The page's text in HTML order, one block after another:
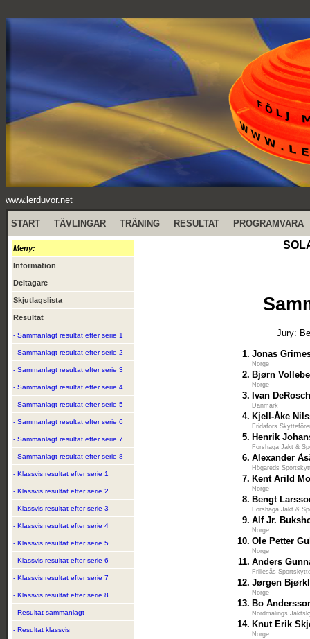
www.lerduvor.net
START TÄVLINGAR TRÄNING RESULTAT PROGRAMVARA
Meny:
Information
Deltagare
Skjutlagslista
Resultat
- Sammanlagt resultat efter serie 1
- Sammanlagt resultat efter serie 2
- Sammanlagt resultat efter serie 3
- Sammanlagt resultat efter serie 4
- Sammanlagt resultat efter serie 5
- Sammanlagt resultat efter serie 6
- Sammanlagt resultat efter serie 7
- Sammanlagt resultat efter serie 8
- Klassvis resultat efter serie 1
- Klassvis resultat efter serie 2
- Klassvis resultat efter serie 3
- Klassvis resultat efter serie 4
- Klassvis resultat efter serie 5
- Klassvis resultat efter serie 6
- Klassvis resultat efter serie 7
- Klassvis resultat efter serie 8
- Resultat sammanlagt
- Resultat klassvis
Jury:
1. Jonas
Norge
2. Bjørn
Norge
3. Ivan
Danmark
4. Kjell-Åke
Fridafors
5. Henrik
Forshaga Jakt &
6. Alexander
Högareds
7. Kent Arild
Norge
8. Bengt
Forshaga Jakt &
9. Alf Jr.
Norge
10. Ole Petter
Norge
11. Anders
Frillesås
12. Jørgen
Norge
13. Bo
Nordmalings
14. Knut Erik
Norge